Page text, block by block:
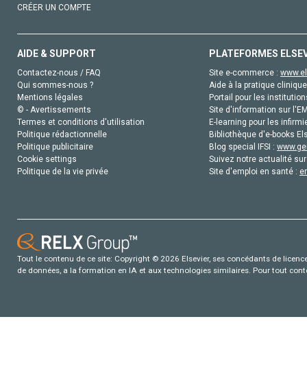
CRÉER UN COMPTE
AIDE & SUPPORT
Contactez-nous / FAQ
Qui sommes-nous ?
Mentions légales
© - Avertissements
Termes et conditions d'utilisation
Politique rédactionnelle
Politique publicitaire
Cookie settings
Politique de la vie privée
PLATEFORMES
Site e-commerce :
Aide à la pratique
Portail pour les
Site d'information sur
E-learning pour les
Bibliothèque d'e-books
Blog special IFSI :
Suivez notre actualité
Site d'emploi en santé :
Tout le contenu de ce site: Copyright © 2026 Elsevier, ses concédants de
de données, a la formation en IA et aux technologies similaires. Pour tout